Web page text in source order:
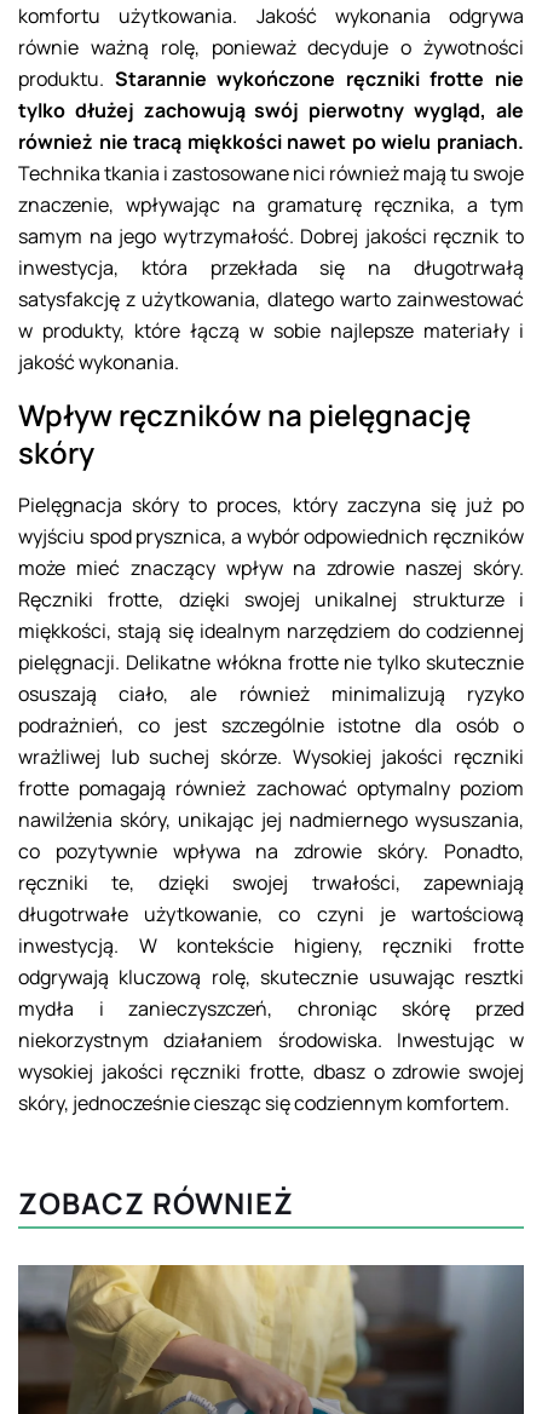
komfortu użytkowania. Jakość wykonania odgrywa
równie ważną rolę, ponieważ decyduje o żywotności
produktu. Starannie wykończone ręczniki frotte nie
tylko dłużej zachowują swój pierwotny wygląd, ale
również nie tracą miękkości nawet po wielu praniach.
Technika tkania i zastosowane nici również mają tu swoje
znaczenie, wpływając na gramaturę ręcznika, a tym
samym na jego wytrzymałość. Dobrej jakości ręcznik to
inwestycja, która przekłada się na długotrwałą
satysfakcję z użytkowania, dlatego warto zainwestować
w produkty, które łączą w sobie najlepsze materiały i
jakość wykonania.
Wpływ ręczników na pielęgnację
skóry
Pielęgnacja skóry to proces, który zaczyna się już po
wyjściu spod prysznica, a wybór odpowiednich ręczników
może mieć znaczący wpływ na zdrowie naszej skóry.
Ręczniki frotte, dzięki swojej unikalnej strukturze i
miękkości, stają się idealnym narzędziem do codziennej
pielęgnacji. Delikatne włókna frotte nie tylko skutecznie
osuszają ciało, ale również minimalizują ryzyko
podrażnień, co jest szczególnie istotne dla osób o
wrażliwej lub suchej skórze. Wysokiej jakości ręczniki
frotte pomagają również zachować optymalny poziom
nawilżenia skóry, unikając jej nadmiernego wysuszania,
co pozytywnie wpływa na zdrowie skóry. Ponadto,
ręczniki te, dzięki swojej trwałości, zapewniają
długotrwałe użytkowanie, co czyni je wartościową
inwestycją. W kontekście higieny, ręczniki frotte
odgrywają kluczową rolę, skutecznie usuwając resztki
mydła i zanieczyszczeń, chroniąc skórę przed
niekorzystnym działaniem środowiska. Inwestując w
wysokiej jakości ręczniki frotte, dbasz o zdrowie swojej
skóry, jednocześnie ciesząc się codziennym komfortem.
ZOBACZ RÓWNIEŻ